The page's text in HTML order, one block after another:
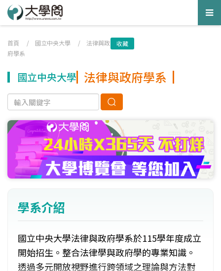
首頁 / 國立中央大學 / 法律與政
府學系
收藏
國立中央大學 法律與政府學系
學系介紹
國立中央大學法律與政府學系於115學年度成立
開始招生。整合法律學與政府學的專業知識。
透過多元開放視野進行跨領域之理論與方法對